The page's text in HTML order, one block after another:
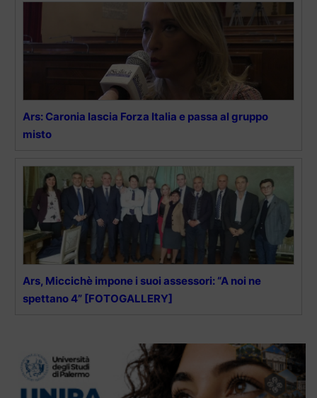
Ars: Caronia lascia Forza Italia e passa al gruppo
misto
Ars, Miccichè impone i suoi assessori: “A noi ne
spettano 4” [FOTOGALLERY]